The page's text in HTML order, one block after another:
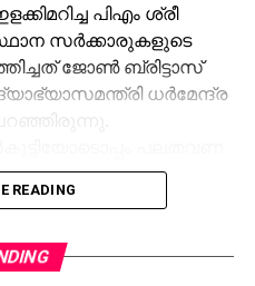
പിഎം ശ്രീ
സര്‍ക്കാരുകളുടെ
ജോണ്‍ ബ്രിട്ടാസ്
ധര്‍മേന്ദ്ര
പോയിട്ടുണ്ടെന്ന്
ചെയ്തിരുന്നു. ഇതിന്
രംഗത്തെത്തിയിരുന്നു.
READING